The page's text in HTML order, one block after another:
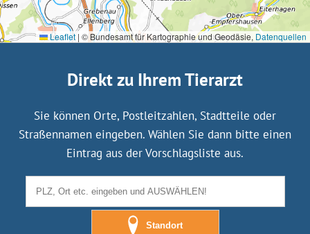
Leaflet | © Bundesamt für Kartographie und Geodäsie, Datenquellen
Direkt zu Ihrem Tierarzt
Sie können Orte, Postleitzahlen, Stadtteile oder
Straßennamen eingeben. Wählen Sie dann bitte einen
Eintrag aus der Vorschlagsliste aus.
Standort